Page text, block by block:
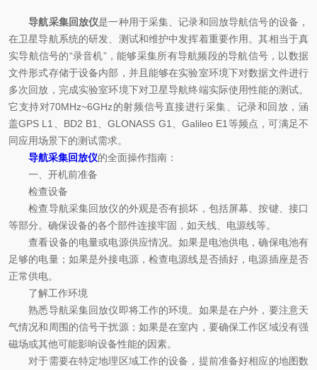
导航采集回放仪是一种用于采集、记录和回放导航信号的设备，
在卫星导航系统的研发、测试和维护中发挥着重要作用。其相当于真
实导航信号的“录音机”，能够采集所有导航频段的导航信号，以数据
文件形式存储于设备内部，并且能够在实验室环境下对数据文件进行
多次回放，完成实验室环境下对卫星导航终端实际使用性能的测试。
它支持对70MHz~6GHz的射频信号直接进行采集、记录和回放，涵
盖GPS L1、BD2 B1、GLONASS G1、Galileo E1等频点，可满足不
同应用场景下的测试需求。
导航采集回放仪的全面操作指南：
一、开机前准备
检查设备
检查导航采集回放仪的外观是否有损坏，包括屏幕、按键、接口
等部分。确保设备的各个部件连接牢固，如天线、电源线等。
查看设备的电量或电源供应情况。如果是电池供电，确保电池有
足够的电量；如果是外接电源，检查电源线是否插好，电源插座是否
正常供电。
了解工作环境
熟悉导航采集回放仪即将工作的环境。如果是在户外，要注意天
气情况和周围的信号干扰源；如果是在室内，要确保工作区域没有强
磁场或其他可能影响设备性能的因素。
对于需要在特定地理区域工作的设备，提前准备好相应的地图数